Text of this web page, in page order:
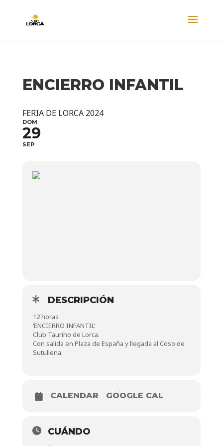
ENCIERRO INFANTIL
FERIA DE LORCA 2024
DOM
29
SEP
DESCRIPCIÓN
12 horas
‘ENCIERRO INFANTIL’
Club Taurino de Lorca.
Con salida en Plaza de España y llegada al Coso de
Sutullena.
CALENDAR GOOGLE CAL
CUÁNDO